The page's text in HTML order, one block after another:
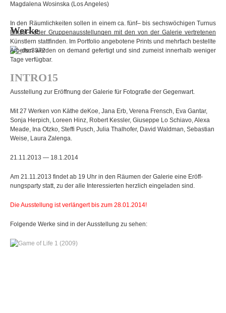
Werke
INTRO15
Aus­stel­lung zur Eröff­nung der Gale­rie für Foto­gra­fie der Gegenwart.
Mit 27 Wer­ken von Käthe deKoe, Jana Erb, Verena Frensch, Eva Gantar,
Sonja Her­pich, Loreen Hinz, Robert Kess­ler, Giu­seppe Lo Schiavo, Alexa
Meade, Ina Otzko, Steffi Pusch, Julia Thal­ho­fer, David Wald­man, Sebas­tian
Weise, Laura Zalenga.
21.11.2013 — 18.1.2014
Am 21.11.2013 fin­det ab 19 Uhr in den Räu­men der Gale­rie eine Eröff­
nungs­party statt, zu der alle Inter­es­sier­ten herz­lich ein­ge­la­den sind.
Die Aus­stel­lung ist ver­län­gert bis zum 28.01.2014!
Fol­gende Werke sind in der Aus­stel­lung zu sehen:
Mag­da­lena Wos­inska (Los Angeles)
In den Räum­lich­kei­ten sol­len in einem ca. fünf– bis sechs­wö­chi­gen Tur­nus
Ein­zel– oder Grup­pen­aus­stel­lun­gen mit den von der Gale­rie ver­tre­te­nen
Künst­lern statt­fin­den. Im Port­fo­lio ange­bo­tene Prints und mehr­fach bestellte
Arbei­ten wer­den on demand gefer­tigt und sind zumeist inner­halb weni­ger
Tage verfügbar.